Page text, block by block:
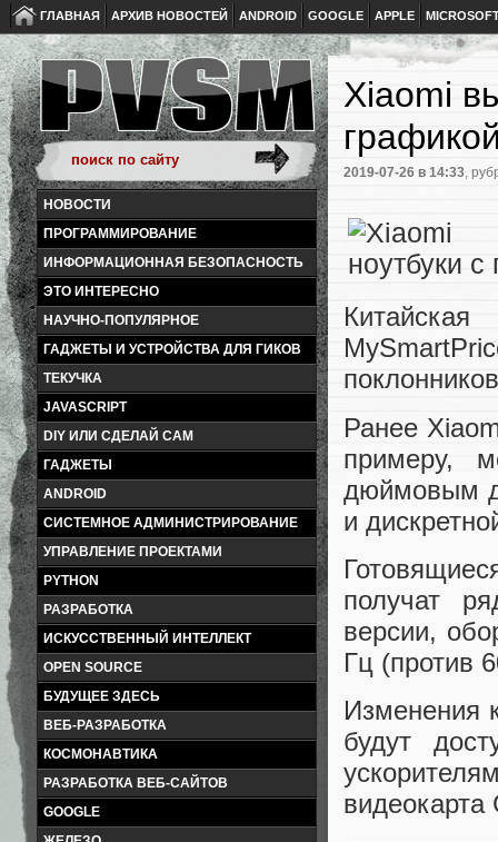
ГЛАВНАЯ АРХИВ НОВОСТЕЙ ANDROID GOOGLE APPLE
НОВОСТИ
ПРОГРАММИРОВАНИЕ
ИНФОРМАЦИОННАЯ БЕЗОПАСНОСТЬ
ЭТО ИНТЕРЕСНО
НАУЧНО-ПОПУЛЯРНОЕ
ГАДЖЕТЫ И УСТРОЙСТВА ДЛЯ ГИКОВ
ТЕКУЧКА
JAVASCRIPT
DIY ИЛИ СДЕЛАЙ САМ
ГАДЖЕТЫ
ANDROID
СИСТЕМНОЕ АДМИНИСТРИРОВАНИЕ
УПРАВЛЕНИЕ ПРОЕКТАМИ
PYTHON
РАЗРАБОТКА
ИСКУССТВЕННЫЙ ИНТЕЛЛЕКТ
OPEN SOURCE
БУДУЩЕЕ ЗДЕСЬ
ВЕБ-РАЗРАБОТКА
КОСМОНАВТИКА
РАЗРАБОТКА ВЕБ-САЙТОВ
GOOGLE
Xiaomi
2019-07-26 в 14:33,
Ранее
примеру,
дюймовым
и
получат
версии,
Гц (против
Изменения
будут